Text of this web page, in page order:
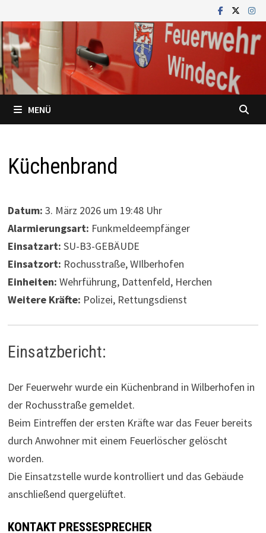
Inhalt
springen
MENÜ
Küchenbrand
Datum: 3. März 2026 um 19:48 Uhr
Alarmierungsart: Funkmeldeempfänger
Einsatzart: SU-B3-GEBÄUDE
Einsatzort: Rochusstraße, WIlberhofen
Einheiten: Wehrführung, Dattenfeld, Herchen
Weitere Kräfte: Polizei, Rettungsdienst
Einsatzbericht:
Der Feuerwehr wurde ein Küchenbrand in Wilberhofen in
der Rochusstraße gemeldet.
Beim Eintreffen der ersten Kräfte war das Feuer bereits
durch Anwohner mit einem Feuerlöscher gelöscht
worden.
Die Einsatzstelle wurde kontrolliert und das Gebäude
anschließend quergelüftet.
KONTAKT PRESSESPRECHER